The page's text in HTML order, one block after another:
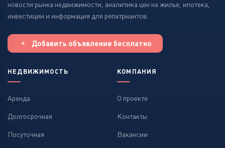
новости рынка недвижимости, аналитика цен на жилье, ипотека,
инвестиции и информация для репатриантов.
Добавить объявление бесплатно
НЕДВИЖИМОСТЬ
Аренда
Долгосрочная
Посуточная
КОМПАНИЯ
О проекте
Контакты
Вакансии